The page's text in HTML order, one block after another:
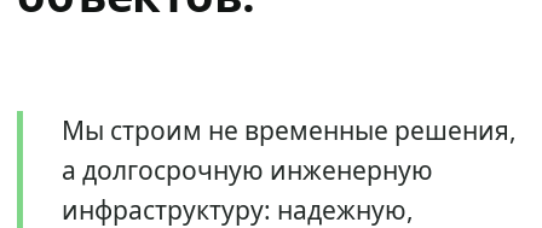
Мы строим не временные решения,
а долгосрочную инженерную
инфраструктуру: надежную,